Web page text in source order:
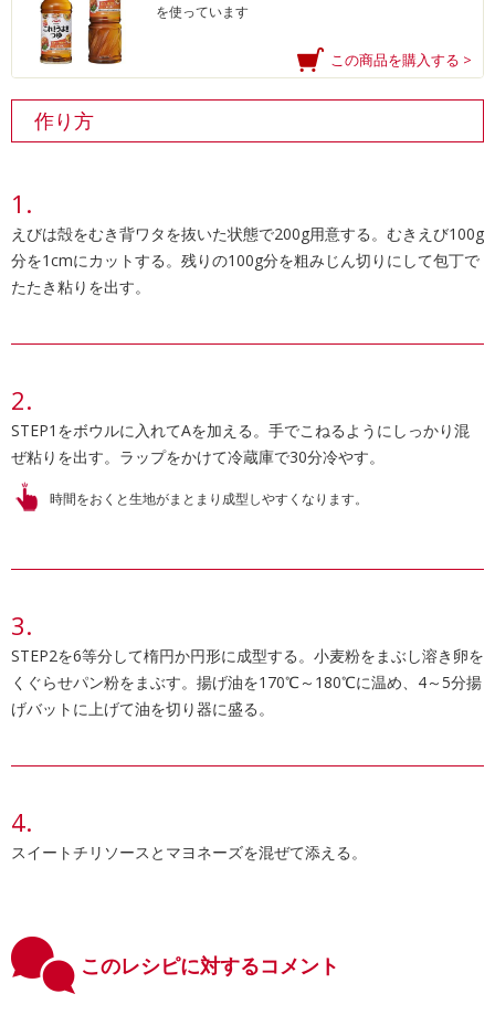
を使っています
この商品を購入する >
作り方
えびは殻をむき背ワタを抜いた状態で200g用意する。むきえび100g
分を1cmにカットする。残りの100g分を粗みじん切りにして包丁で
たたき粘りを出す。
STEP1をボウルに入れてAを加える。手でこねるようにしっかり混
ぜ粘りを出す。ラップをかけて冷蔵庫で30分冷やす。
時間をおくと生地がまとまり成型しやすくなります。
STEP2を6等分して楕円か円形に成型する。小麦粉をまぶし溶き卵を
くぐらせパン粉をまぶす。揚げ油を170℃～180℃に温め、4～5分揚
げバットに上げて油を切り器に盛る。
スイートチリソースとマヨネーズを混ぜて添える。
このレシピに対するコメント